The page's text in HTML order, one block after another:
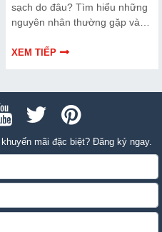
sạch do đâu? Tìm hiểu những
nguyên nhân thường gặp và
hoạt động ổn định, gọt sạch và
XEM TIẾP
mãi đặc biệt? Đăng ký ngay.